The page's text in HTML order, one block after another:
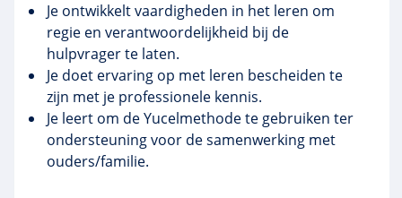
Je ontwikkelt vaardigheden in het leren om
regie en verantwoordelijkheid bij de
hulpvrager te laten.
Je doet ervaring op met leren bescheiden te
zijn met je professionele kennis.
Je leert om de Yucelmethode te gebruiken ter
ondersteuning voor de samenwerking met
ouders/familie.